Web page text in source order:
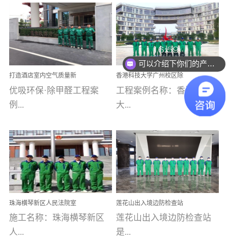
选择源头源材料、严控产
品质量，我们每一批的生
产产品都经过严格的质检
程序；生产车间为优吸总
部和全国分支机构生产光
触媒、净醛王、祛味剂等
优吸系列产品，保质保量
完成生产任务，确保全国
求。资质优势团队优势分
支优势优吸环保是一棵正
茁壮成长的树，只要我们
人人都爱护她、珍惜她、
她将越来越枝繁叶茂，终
将会成为一棵参天大树！
优吸环保截止2020年拥有
全国600家网点分支机构。
案例【深圳安居乐寓】室
内空气治理项目深圳安居
乐寓 深圳市安居乐寓
为深圳安居集团旗下城...
例(学校工装节选)广州南沙
小学(珠江湾校区)项目地
址：广州市南沙区海滨路
南沙珠江湾江门市蓬江区
禾...
打造酒店室内空气质量新
标杆——优吸环保·标杆之
作：东莞美豪雅致酒店室
内空气治理工程纪实
优吸环保·除甲醛工程案
例...
【东莞美豪雅致酒店】室
内空气治理项目东莞美豪
雅致酒店 东莞美豪雅
致酒店是为中高端人士...
香港科技大学广州校区除
甲醛项目圆满完成
工程案例名称：香港科技
大...
学广州校区室内空气治
理 工程案例地址：广
州南沙区·香港科技大学(广
州)校区 工程案...
珠海横琴新区人民法院室
内除甲醛空气治理项目
施工名称：珠海横琴新区
人...
莲花山出入境边防检查站
室内除甲醛空气治理项目
莲花山出入境边防检查站
是...
可以介绍下你们的产品么